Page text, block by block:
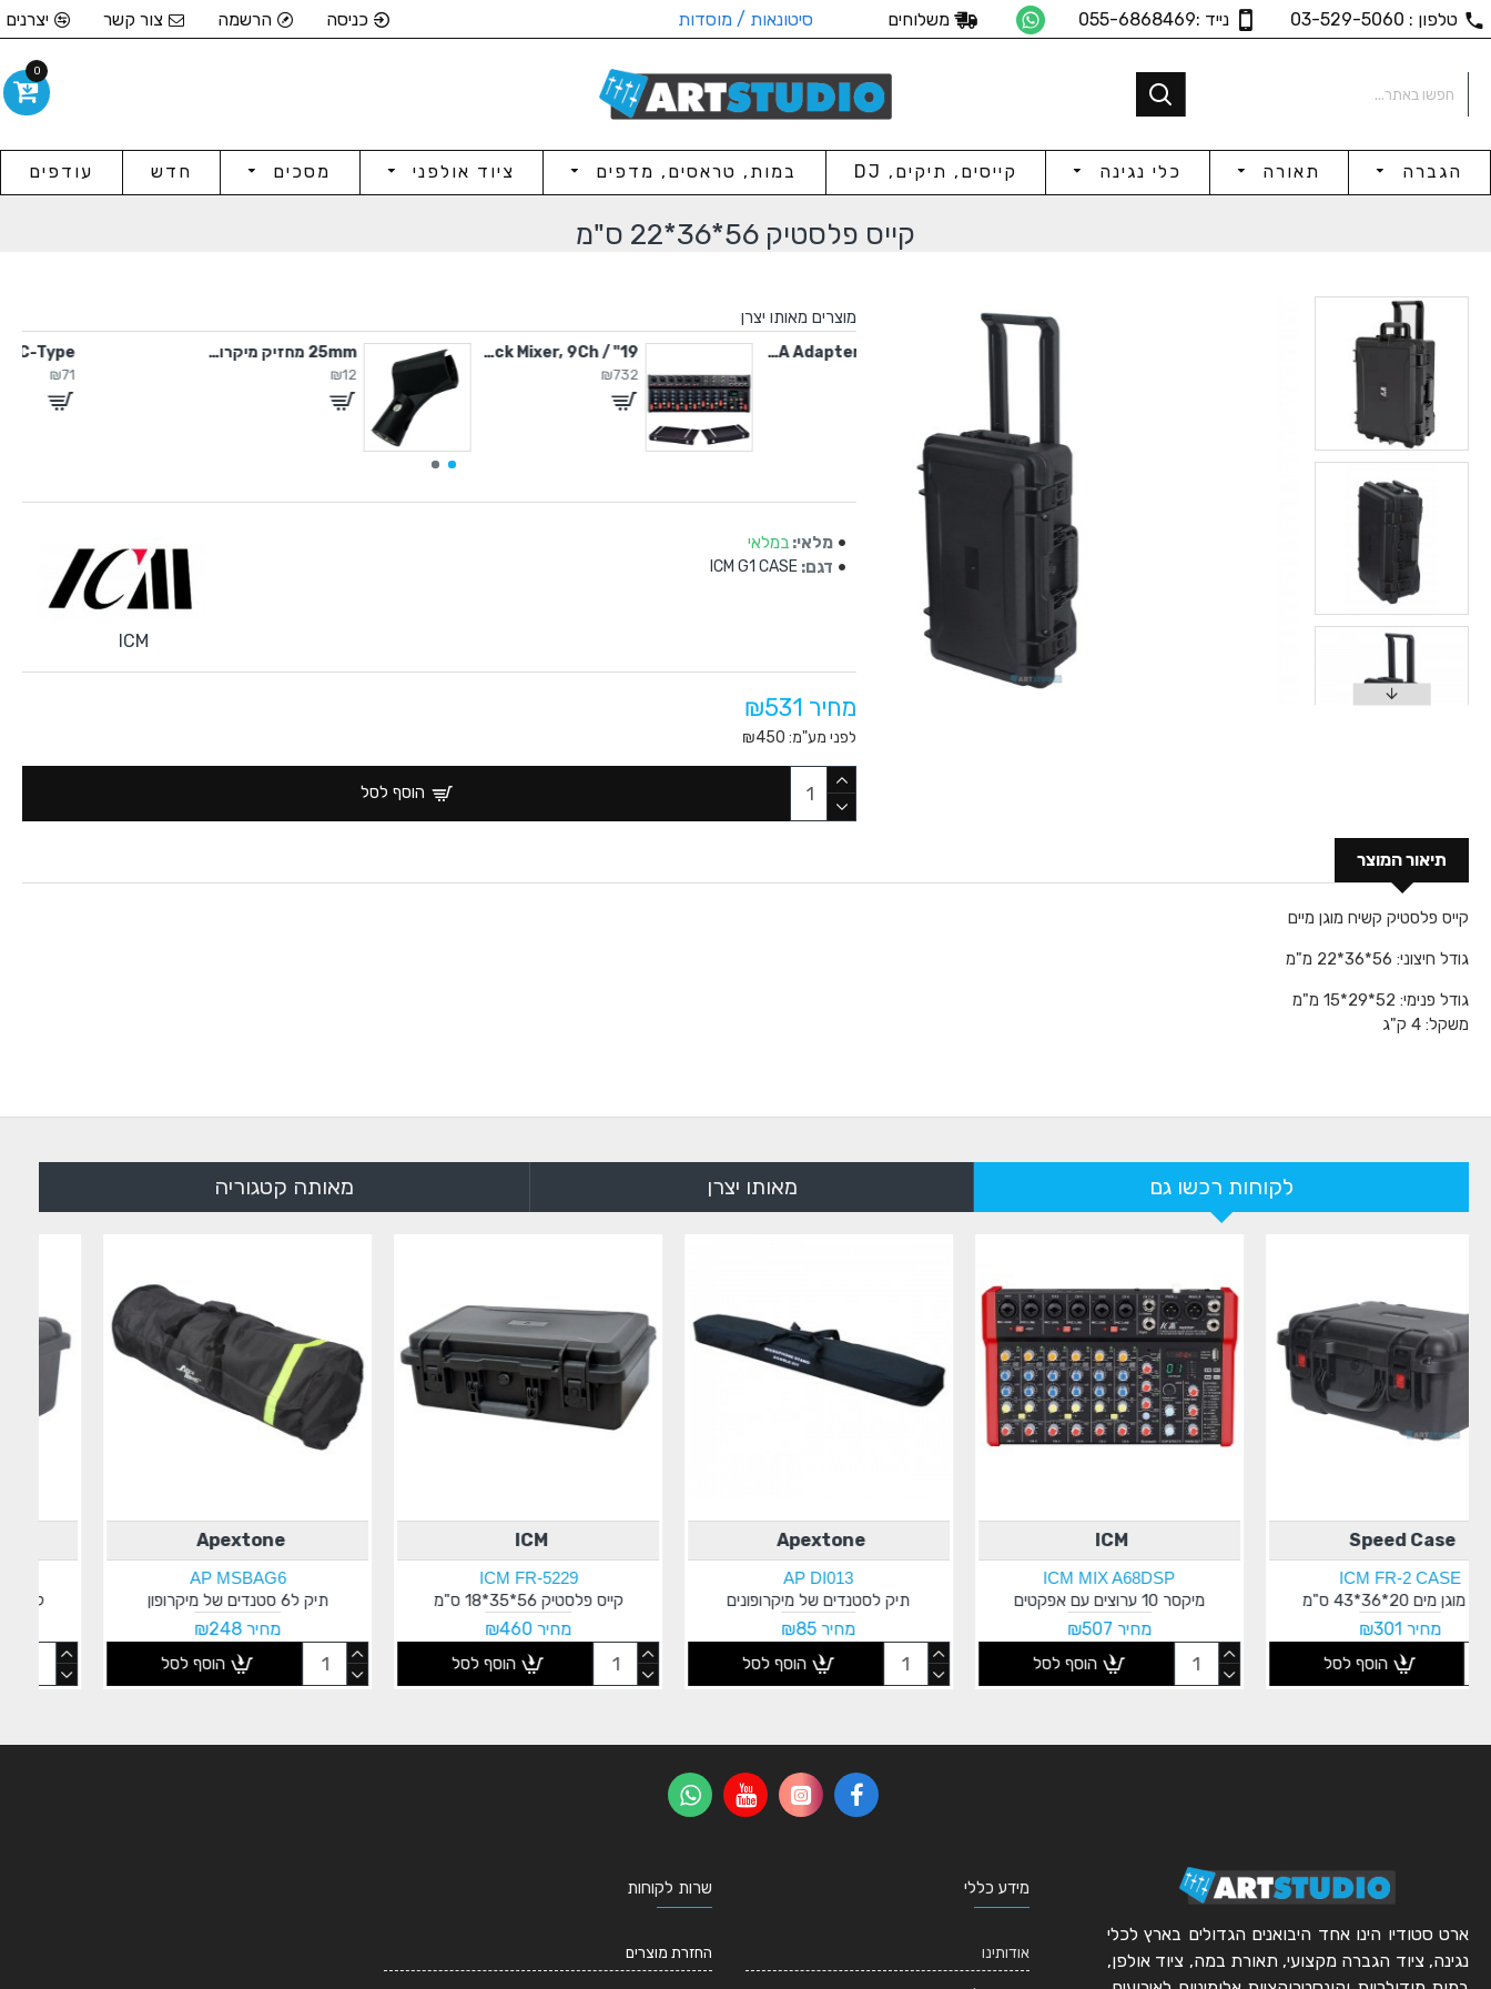
טלפון : 03-529-5060 נייד :055-6868469 משלוחים סיטונאות / מוסדות כניסה הרשמה צור קשר יצרנים
הגברה תאורה כלי נגינה קייסים, תיקים, DJ במות, טראסים, מדפים ציוד אולפני מסכים חדש עודפים
קייס פלסטיק 56*36*22 ס"מ
מוצרים מאותו יצרן
19" / 4U Rack Mixer, 9Ch
₪732
25mm מחזיק מיקרופון
₪12
5V / 2A Adapter C-Type
מלאי: במלאי
דגם: ICM G1 CASE
ICM
מחיר ₪531
לפני מע"מ: ₪450
הוסף לסל
תיאור המוצר
קייס פלסטיק קשיח מוגן מיים
גודל חיצוני: 56*36*22 מ"מ
גודל פנימי: 52*29*15 מ"מ
משקל: 4 ק"ג
לקוחות רכשו גם מאותו יצרן מאותה קטגוריה
ICM
ICM FR-5229
קייס פלסטיק 56*35*18 ס"מ
מחיר ₪460
AP MSBAG6
תיק ל6 סטנדים של מיקרופון
מחיר ₪248
Speed Case
ICM FR-2 CASE
קייס מוגן מים 20*36*43 ס"מ
מחיר ₪301
ICM MIX A68DSP
מיקסר 10 ערוצים עם אפקטים
מחיר ₪507
Apextone
AP DI013
תיק לסטנדים של מיקרופונים
מחיר ₪85
ארט סטודיו הינו אחד היבואנים הגדולים בארץ לכלי
נגינה, ציוד הגברה מקצועי, תאורת במה, ציוד אולפן,
מידע כללי
אודותינו
שרות לקוחות
החזרת מוצרים
0